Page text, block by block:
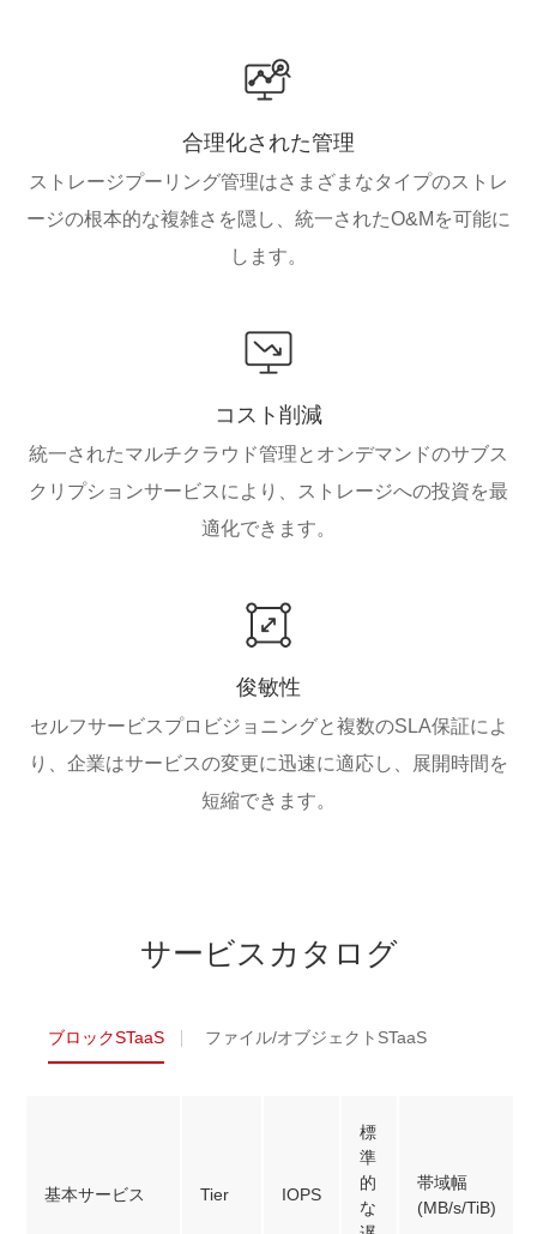
合理化された管理
ストレージプーリング管理はさまざまなタイプのストレ
ージの根本的な複雑さを隠し、統一されたO&Mを可能に
します。
コスト削減
統一されたマルチクラウド管理とオンデマンドのサブス
クリプションサービスにより、ストレージへの投資を最
適化できます。
俊敏性
セルフサービスプロビジョニングと複数のSLA保証によ
り、企業はサービスの変更に迅速に適応し、展開時間を
短縮できます。
サービスカタログ
ブロックSTaaS ファイル/オブジェクトSTaaS
基本サービス Tier IOPS
標
準
的
な
帯域幅
(MB/s/TiB)